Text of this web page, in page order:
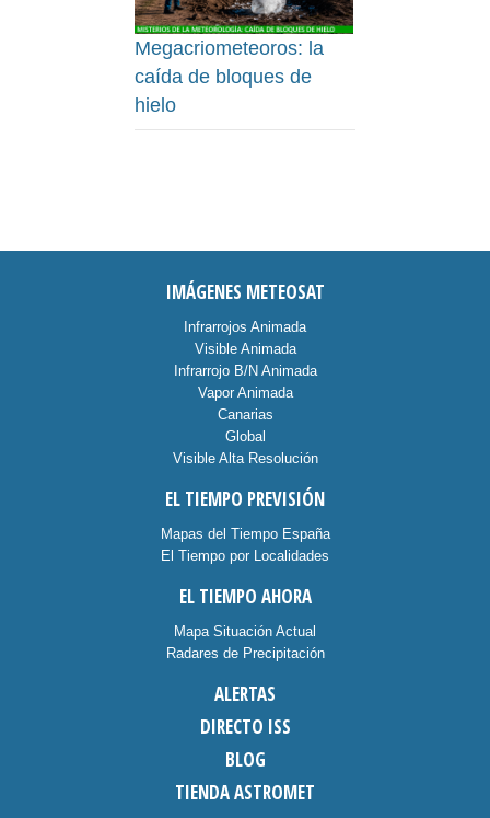
Megacriometeoros: la
caída de bloques de
hielo
IMÁGENES METEOSAT
Infrarrojos Animada
Visible Animada
Infrarrojo B/N Animada
Vapor Animada
Canarias
Global
Visible Alta Resolución
EL TIEMPO PREVISIÓN
Mapas del Tiempo España
El Tiempo por Localidades
EL TIEMPO AHORA
Mapa Situación Actual
Radares de Precipitación
ALERTAS
DIRECTO ISS
BLOG
TIENDA ASTROMET